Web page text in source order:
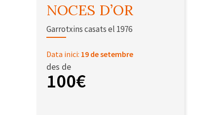
NOCES D’OR
Garrotxins casats el 1976
Data inici: 19 de setembre
des de
100€